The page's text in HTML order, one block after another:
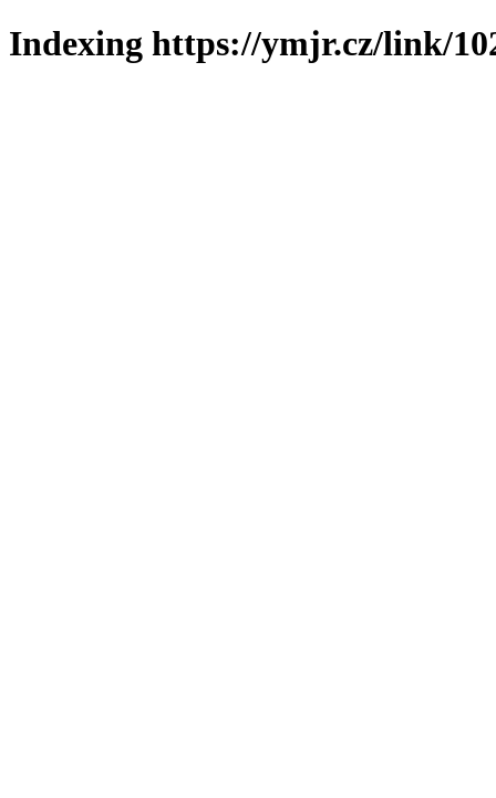
Indexing https://ymjr.cz/link/